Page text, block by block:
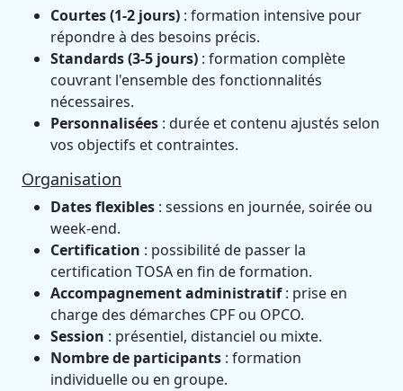
Courtes (1-2 jours) : formation intensive pour
répondre à des besoins précis.
Standards (3-5 jours) : formation complète
couvrant l'ensemble des fonctionnalités
nécessaires.
Personnalisées : durée et contenu ajustés selon
vos objectifs et contraintes.
Organisation
Dates flexibles : sessions en journée, soirée ou
week-end.
Certification : possibilité de passer la
certification TOSA en fin de formation.
Accompagnement administratif: prise en
charge des démarches CPF ou OPCO.
Session : présentiel, distanciel ou mixte.
Nombre de participants : formation
individuelle ou en groupe.